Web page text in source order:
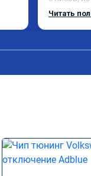
Расход в
Читать